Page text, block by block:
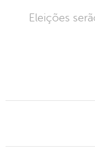
Eleições